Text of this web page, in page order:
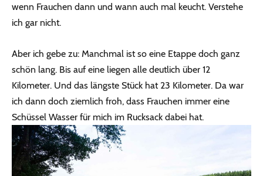
wenn Frauchen dann und wann auch mal keucht. Verstehe
ich gar nicht.
Aber ich gebe zu: Manchmal ist so eine Etappe doch ganz
schön lang. Bis auf eine liegen alle deutlich über 12
Kilometer. Und das längste Stück hat 23 Kilometer. Da war
ich dann doch ziemlich froh, dass Frauchen immer eine
Schüssel Wasser für mich im Rucksack dabei hat.